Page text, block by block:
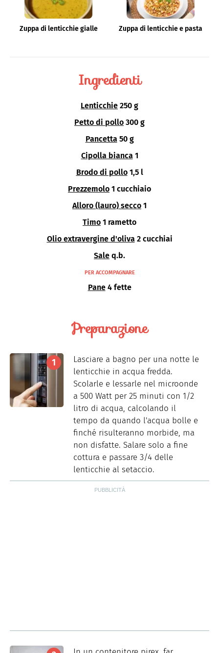
Zuppa di lenticchie gialle Zuppa di lenticchie e pasta
Ingredienti
Lenticchie 250 g
Petto di pollo 300 g
Pancetta 50 g
Cipolla bianca 1
Brodo di pollo 1,5 l
Prezzemolo 1 cucchiaio
Alloro (lauro) secco 1
Timo 1 rametto
Olio extravergine d'oliva 2 cucchiai
Sale q.b.
PER ACCOMPAGNARE
Pane 4 fette
Preparazione
Lasciare a bagno per una notte le
lenticchie in acqua fredda.
Scolarle e lessarle nel microonde
a 500 Watt per 25 minuti con 1/2
litro di acqua, calcolando il
tempo da quando l'acqua bolle e
finché risulteranno morbide, ma
non disfatte. Salare solo a fine
cottura e passare 3/4 delle
lenticchie al setaccio.